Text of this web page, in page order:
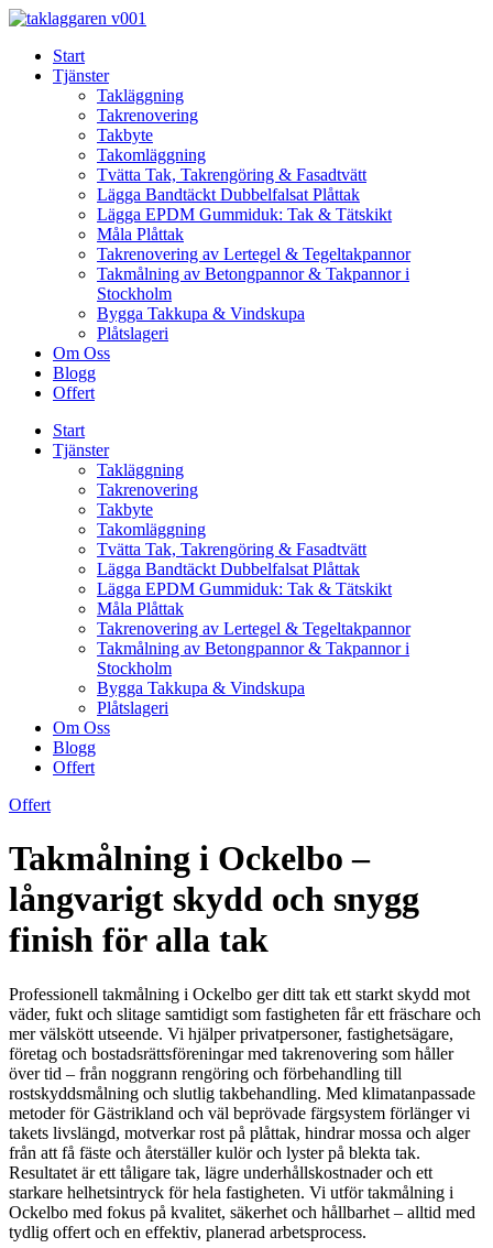
Skip
contentStart
Tjänster
Takläggning
Takrenovering
Takbyte
Takomläggning
Tvätta Tak, Takrengöring & Fasadtvätt
Lägga Bandtäckt Dubbelfalsat Plåttak
Lägga EPDM Gummiduk: Tak & Tätskikt
Måla Plåttak
Takrenovering av Lertegel & Tegeltakpannor
Takmålning av Betongpannor & Takpannor i
Stockholm
Bygga Takkupa & Vindskupa
Plåtslageri
Om Oss
Blogg
Offert
Start
Tjänster
Takläggning
Takrenovering
Takbyte
Takomläggning
Tvätta Tak, Takrengöring & Fasadtvätt
Lägga Bandtäckt Dubbelfalsat Plåttak
Lägga EPDM Gummiduk: Tak & Tätskikt
Måla Plåttak
Takrenovering av Lertegel & Tegeltakpannor
Takmålning av Betongpannor & Takpannor i
Stockholm
Bygga Takkupa & Vindskupa
Plåtslageri
Om Oss
Blogg
Offert
Offert
Takmålning i Ockelbo –
långvarigt skydd och snygg
finish för alla tak
Professionell takmålning i Ockelbo ger ditt tak ett starkt skydd mot
väder, fukt och slitage samtidigt som fastigheten får ett fräschare och
mer välskött utseende. Vi hjälper privatpersoner, fastighetsägare,
företag och bostadsrättsföreningar med takrenovering som håller
över tid – från noggrann rengöring och förbehandling till
rostskyddsmålning och slutlig takbehandling. Med klimatanpassade
metoder för Gästrikland och väl beprövade färgsystem förlänger vi
takets livslängd, motverkar rost på plåttak, hindrar mossa och alger
från att få fäste och återställer kulör och lyster på blekta tak.
Resultatet är ett tåligare tak, lägre underhållskostnader och ett
starkare helhetsintryck för hela fastigheten. Vi utför takmålning i
Ockelbo med fokus på kvalitet, säkerhet och hållbarhet – alltid med
tydlig offert och en effektiv, planerad arbetsprocess.